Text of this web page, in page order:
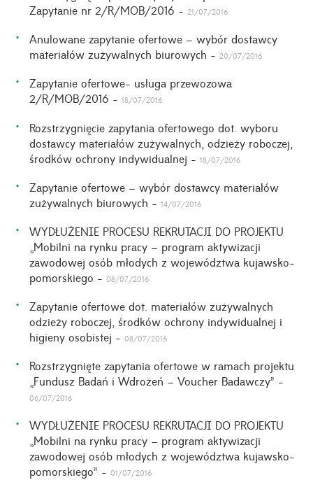
Zapytanie nr 2/R/MOB/2016 - 21/07/2016
Anulowane zapytanie ofertowe – wybór dostawcy
materiałów zużywalnych biurowych - 20/07/2016
Zapytanie ofertowe- usługa przewozowa
2/R/MOB/2016 -18/07/2016
Rozstrzygnięcie zapytania ofertowego dot. wyboru
dostawcy materiałów zużywalnych, odzieży roboczej,
środków ochrony indywidualnej -18/07/2016
Zapytanie ofertowe – wybór dostawcy materiałów
zużywalnych biurowych -14/07/2016
WYDŁUŻENIE PROCESU REKRUTACJI DO PROJEKTU
„Mobilni na rynku pracy – program aktywizacji
zawodowej osób młodych z województwa kujawsko-
pomorskiego -08/07/2016
Zapytanie ofertowe dot. materiałów zużywalnych
odzieży roboczej, środków ochrony indywidualnej i
higieny osobistej -08/07/2016
Rozstrzygnięte zapytania ofertowe w ramach projektu
„Fundusz Badań i Wdrożeń – Voucher Badawczy” -
06/07/2016
WYDŁUŻENIE PROCESU REKRUTACJI DO PROJEKTU
„Mobilni na rynku pracy – program aktywizacji
zawodowej osób młodych z województwa kujawsko-
pomorskiego” -01/07/2016